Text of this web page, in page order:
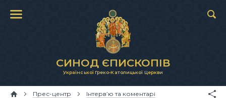
СИНОД ЄПИСКОПІВ
Української Греко-Католицької Церкви
Прес-центр Інтерв’ю та коментарі